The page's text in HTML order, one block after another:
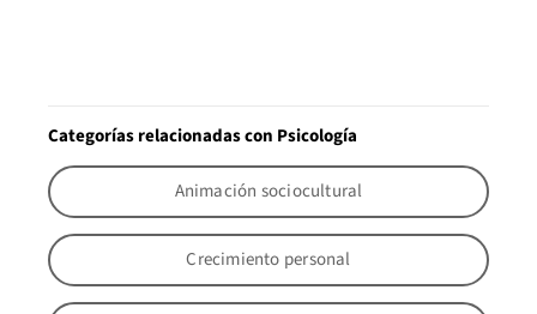
Categorías relacionadas con Psicología
Animación sociocultural
Crecimiento personal